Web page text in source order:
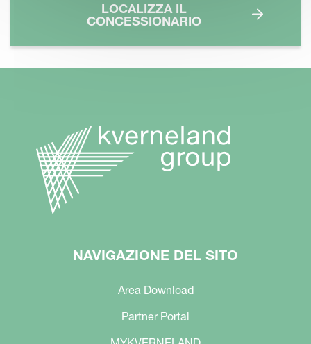
LOCALIZZA IL
CONCESSIONARIO
NAVIGAZIONE DEL SITO
Area Download
Partner Portal